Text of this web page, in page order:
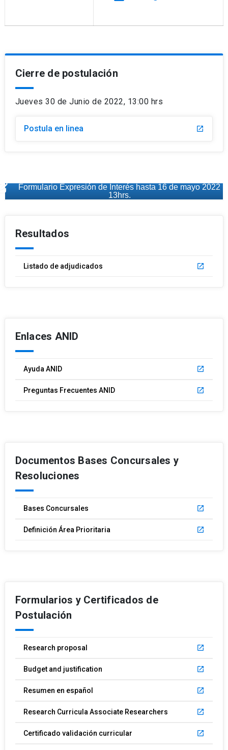
Cierre de postulación
Jueves 30 de Junio de 2022, 13:00 hrs
Postula en linea launch
Formulario Expresión de Interés hasta 16 de mayo 2022
13hrs.
Resultados
Listado de adjudicados launch
Enlaces ANID
Ayuda ANID launch
Preguntas Frecuentes ANID launch
Documentos Bases Concursales y
Resoluciones
Bases Concursales launch
Definición Área Prioritaria launch
Formularios y Certificados de
Postulación
Research proposal launch
Budget and justification launch
Resumen en español launch
Research Curricula Associate Researchers launch
Certificado validación curricular launch